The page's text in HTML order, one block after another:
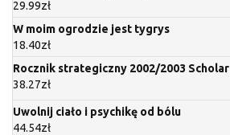
29.99zł
W moim ogrodzie jest tygrys
18.40zł
Rocznik strategiczny 2002/2003 Scholar
38.27zł
Uwolnij ciało i psychikę od bólu
44.54zł